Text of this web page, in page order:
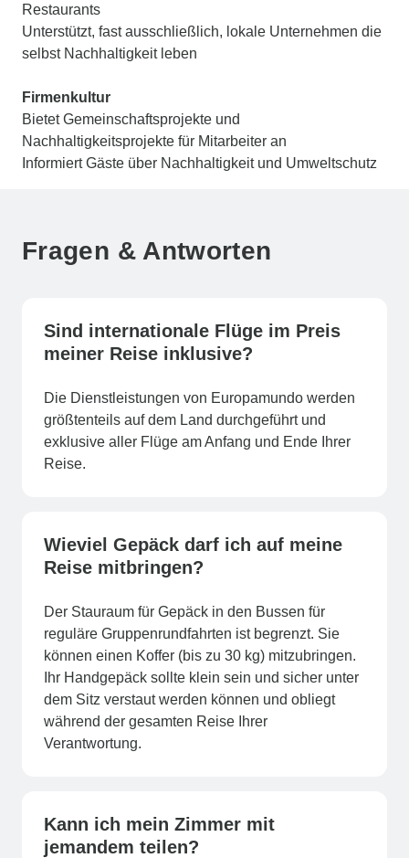
Restaurants
Unterstützt, fast ausschließlich, lokale Unternehmen die
selbst Nachhaltigkeit leben
Firmenkultur
Bietet Gemeinschaftsprojekte und
Nachhaltigkeitsprojekte für Mitarbeiter an
Informiert Gäste über Nachhaltigkeit und Umweltschutz
Fragen & Antworten
Sind internationale Flüge im Preis
meiner Reise inklusive?
Die Dienstleistungen von Europamundo werden
größtenteils auf dem Land durchgeführt und
exklusive aller Flüge am Anfang und Ende Ihrer
Reise.
Wieviel Gepäck darf ich auf meine
Reise mitbringen?
Der Stauraum für Gepäck in den Bussen für
reguläre Gruppenrundfahrten ist begrenzt. Sie
können einen Koffer (bis zu 30 kg) mitzubringen.
Ihr Handgepäck sollte klein sein und sicher unter
dem Sitz verstaut werden können und obliegt
während der gesamten Reise Ihrer
Verantwortung.
Kann ich mein Zimmer mit
jemandem teilen?